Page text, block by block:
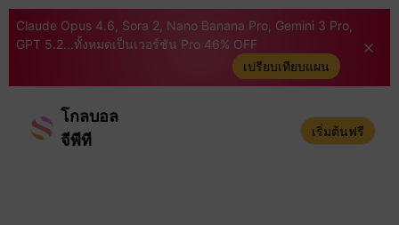
Claude Opus 4.6, Sora 2, Nano Banana Pro, Gemini 3 Pro,
GPT 5.2...ทั้งหมดเป็นเวอร์ชัน Pro 46% OFF
เปรียบเทียบแผน
โกลบอล
จีพีที
เริ่มต้นฟรี